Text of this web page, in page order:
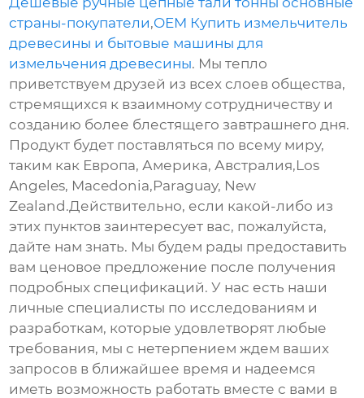
страны-покупатели,OEM Купить измельчитель
древесины и бытовые машины для
измельчения древесины. Мы тепло
приветствуем друзей из всех слоев общества,
стремящихся к взаимному сотрудничеству и
созданию более блестящего завтрашнего дня.
Продукт будет поставляться по всему миру,
таким как Европа, Америка, Австралия,Los
Angeles, Macedonia,Paraguay, New
Zealand.Действительно, если какой-либо из
этих пунктов заинтересует вас, пожалуйста,
дайте нам знать. Мы будем рады предоставить
вам ценовое предложение после получения
подробных спецификаций. У нас есть наши
личные специалисты по исследованиям и
разработкам, которые удовлетворят любые
требования, мы с нетерпением ждем ваших
запросов в ближайшее время и надеемся
иметь возможность работать вместе с вами в